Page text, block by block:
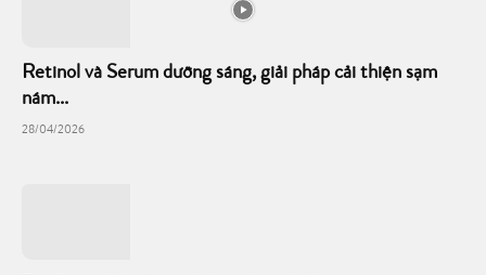
Retinol và Serum dưỡng sáng, giải pháp cải thiện sạm
nám...
28/04/2026